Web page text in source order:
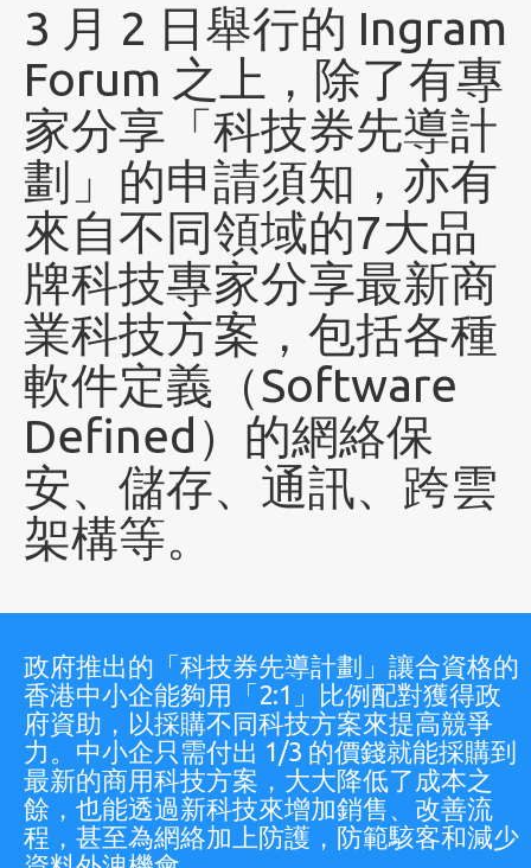
3 月 2 日舉行的 Ingram
Forum 之上，除了有專
家分享「科技券先導計
劃」的申請須知，亦有
來自不同領域的7大品
牌科技專家分享最新商
業科技方案，包括各種
軟件定義（Software
Defined）的網絡保
安、儲存、通訊、跨雲
架構等。
政府推出的「科技券先導計劃」讓合資格的
香港中小企能夠用「2:1」比例配對獲得政
府資助，以採購不同科技方案來提高競爭
力。中小企只需付出 1/3 的價錢就能採購到
最新的商用科技方案，大大降低了成本之
餘，也能透過新科技來增加銷售、改善流
程，甚至為網絡加上防護，防範駭客和減少